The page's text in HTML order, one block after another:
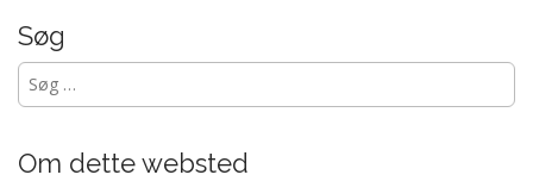
Søg
Søg
efter:
Om dette websted